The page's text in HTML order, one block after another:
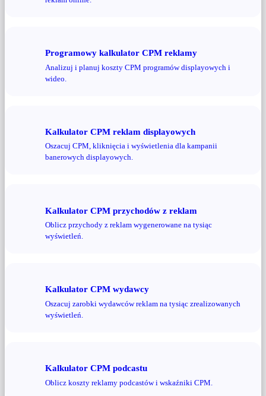
Programowy kalkulator CPM reklamy
Analizuj i planuj koszty CPM programów displayowych i
wideo.
Kalkulator CPM reklam displayowych
Oszacuj CPM, kliknięcia i wyświetlenia dla kampanii
banerowych displayowych.
Kalkulator CPM przychodów z reklam
Oblicz przychody z reklam wygenerowane na tysiąc
wyświetleń.
Kalkulator CPM wydawcy
Oszacuj zarobki wydawców reklam na tysiąc zrealizowanych
wyświetleń.
Kalkulator CPM podcastu
Oblicz koszty reklamy podcastów i wskaźniki CPM.